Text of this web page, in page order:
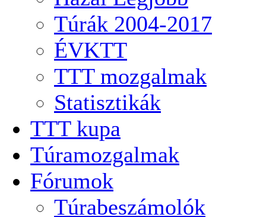
Túrák 2004-2017
ÉVKTT
TTT mozgalmak
Statisztikák
TTT kupa
Túramozgalmak
Fórumok
Túrabeszámolók